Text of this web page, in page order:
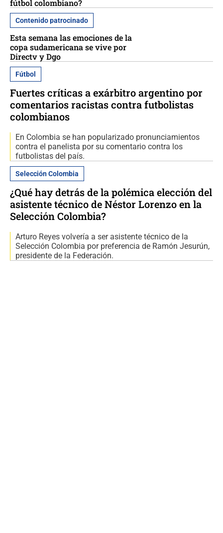
fútbol colombiano?
Contenido patrocinado
Esta semana las emociones de la
copa sudamericana se vive por
Directv y Dgo
Fútbol
Fuertes críticas a exárbitro argentino por
comentarios racistas contra futbolistas
colombianos
En Colombia se han popularizado pronunciamientos
contra el panelista por su comentario contra los
futbolistas del país.
Selección Colombia
¿Qué hay detrás de la polémica elección del
asistente técnico de Néstor Lorenzo en la
Selección Colombia?
Arturo Reyes volvería a ser asistente técnico de la
Selección Colombia por preferencia de Ramón Jesurún,
presidente de la Federación.